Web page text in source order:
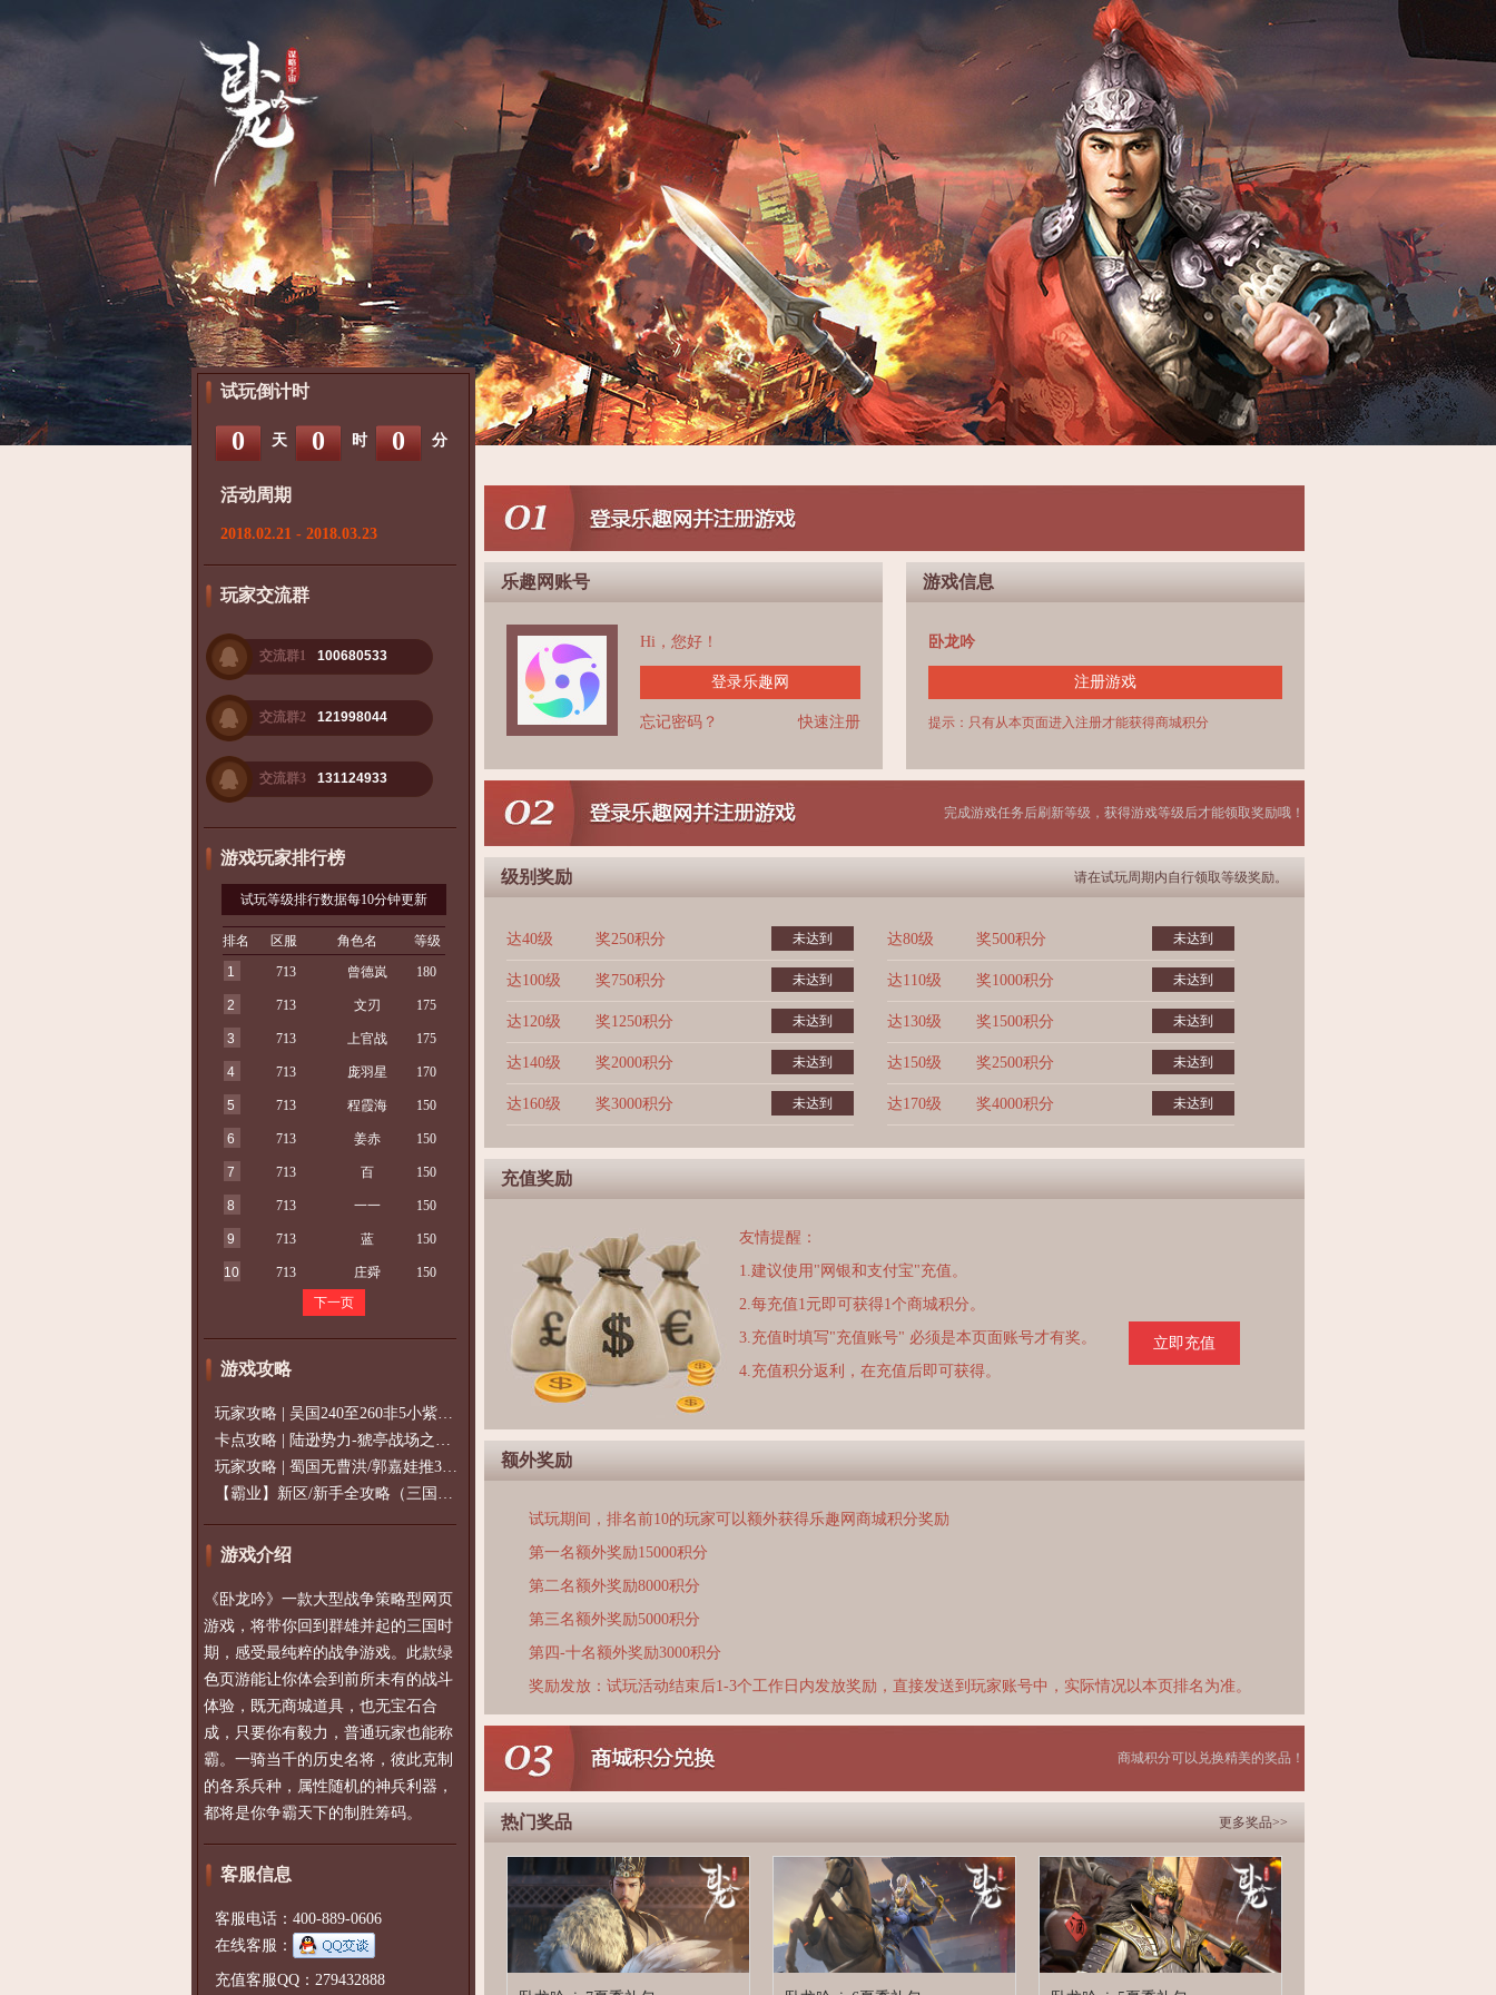
试玩倒计时
0 天 0 时 0 分
活动周期
2018.02.21 - 2018.03.23
玩家交流群
交流群1 100680533
交流群2 121998044
交流群3 131124933
游戏玩家排行榜
试玩等级排行数据每10分钟更新
排名 区服 角色名
等级
1
713 曾德岚 180
2 713 文刃 175
3 713 上官战 175
4 713 庞羽星 170
5 713 程霞海 150
6 713 姜赤 150
7 713 百 150
8 713 一一 150
9 713 蓝 150
10 713 庄舜
150
下一页
游戏攻略
玩家攻略 | 吴国240至260非5小紫过策免
卡点攻略 | 陆逊势力-猇亭战场之陆逊
玩家攻略 | 蜀国无曹洪/郭嘉娃推375级，
【霸业】新区/新手全攻略（三国通用）2
游戏介绍
《卧龙吟》一款大型战争策略型网页
游戏，将带你回到群雄并起的三国时
期，感受最纯粹的战争游戏。此款绿
色页游能让你体会到前所未有的战斗
体验，既无商城道具，也无宝石合
成，只要你有毅力，普通玩家也能称
霸。一骑当千的历史名将，彼此克制
的各系兵种，属性随机的神兵利器，
都将是你争霸天下的制胜筹码。
客服信息
客服电话：400-889-0606
在线客服：
充值客服QQ：279432888
乐趣网账号
Hi，您好！
登录乐趣网
快速注册
忘记密码？
游戏信息
卧龙吟
注册游戏
提示：只有从本页面进入注册才能获得商城积分
完成游戏任务后刷新等级，获得游戏等级后才能领取奖励哦！
级别奖励 请在试玩周期内自行领取等级奖励。
达40级 奖250积分 未达到 达80级 奖500积分 未达到
达100级 奖750积分 未达到 达110级 奖1000积分 未达到
达120级 奖1250积分 未达到 达130级 奖1500积分 未达到
达140级 奖2000积分 未达到 达150级 奖2500积分 未达到
达160级 奖3000积分 未达到 达170级 奖4000积分 未达到
充值奖励
友情提醒：
1.建议使用"网银和支付宝"充值。
2.每充值1元即可获得1个商城积分。
3.充值时填写"充值账号" 必须是本页面账号才有奖。
4.充值积分返利，在充值后即可获得。
立即充值
额外奖励
试玩期间，排名前10的玩家可以额外获得乐趣网商城积分奖励
第一名额外奖励15000积分
第二名额外奖励8000积分
第三名额外奖励5000积分
第四-十名额外奖励3000积分
奖励发放：试玩活动结束后1-3个工作日内发放奖励，直接发送到玩家账号中，实际情况以本页排名为准。
商城积分可以兑换精美的奖品！
热门奖品 更多奖品>>